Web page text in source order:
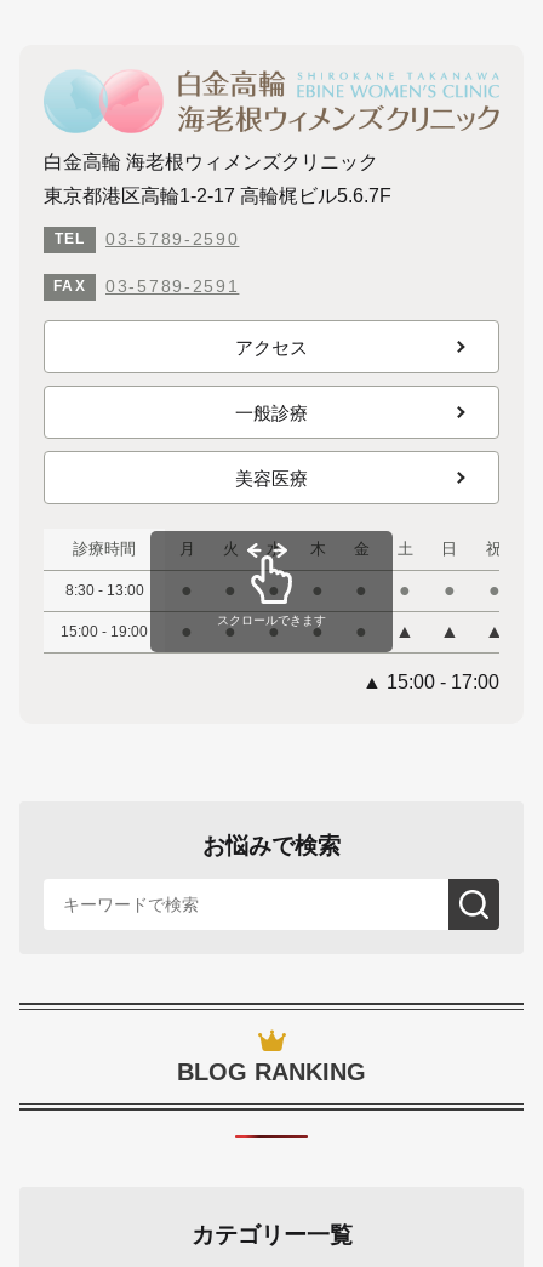
白金高輪 海老根ウィメンズクリニック
東京都港区高輪1-2-17 高輪梶ビル5.6.7F
TEL 03-5789-2590
FAX 03-5789-2591
アクセス
一般診療
美容医療
診療時間 月 火 水 木 金 土 日 祝
8:30 - 13:00 ● ● ● ● ● ● ● ●
15:00 - 19:00 ● ● ● ● ● ▲ ▲ ▲
スクロールできます
▲ 15:00 - 17:00
お悩みで検索
BLOG RANKING
カテゴリー一覧